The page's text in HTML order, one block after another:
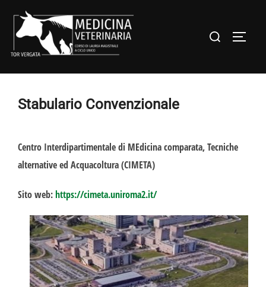
contenuto
Cerca
Stabulario Convenzionale
Centro Interdipartimentale di MEdicina comparata, Tecniche
alternative ed Acquacoltura (CIMETA)
Sito web:https://cimeta.uniroma2.it/